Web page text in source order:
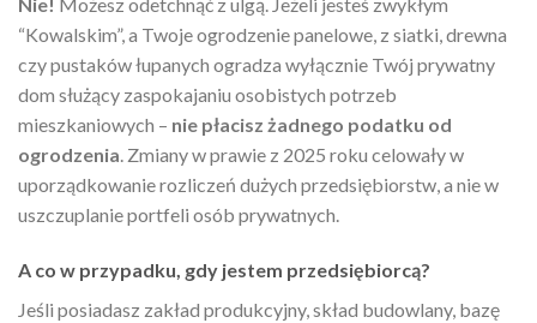
Nie! Możesz odetchnąć z ulgą. Jeżeli jesteś zwykłym
“Kowalskim”, a Twoje ogrodzenie panelowe, z siatki, drewna
czy pustaków łupanych ogradza wyłącznie Twój prywatny
dom służący zaspokajaniu osobistych potrzeb
mieszkaniowych – nie płacisz żadnego podatku od
ogrodzenia. Zmiany w prawie z 2025 roku celowały w
uporządkowanie rozliczeń dużych przedsiębiorstw, a nie w
uszczuplanie portfeli osób prywatnych.
A co w przypadku, gdy jestem przedsiębiorcą?
Jeśli posiadasz zakład produkcyjny, skład budowlany, bazę